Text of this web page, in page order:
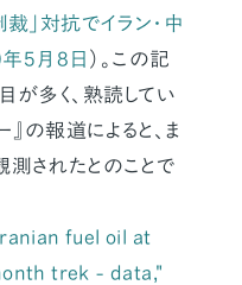
」対抗でイラン・中
年5月8日 ）。この記
が多く、熟読してい
』の報道によると、ま
されたとのことで
fuel oil at
trek - data,"